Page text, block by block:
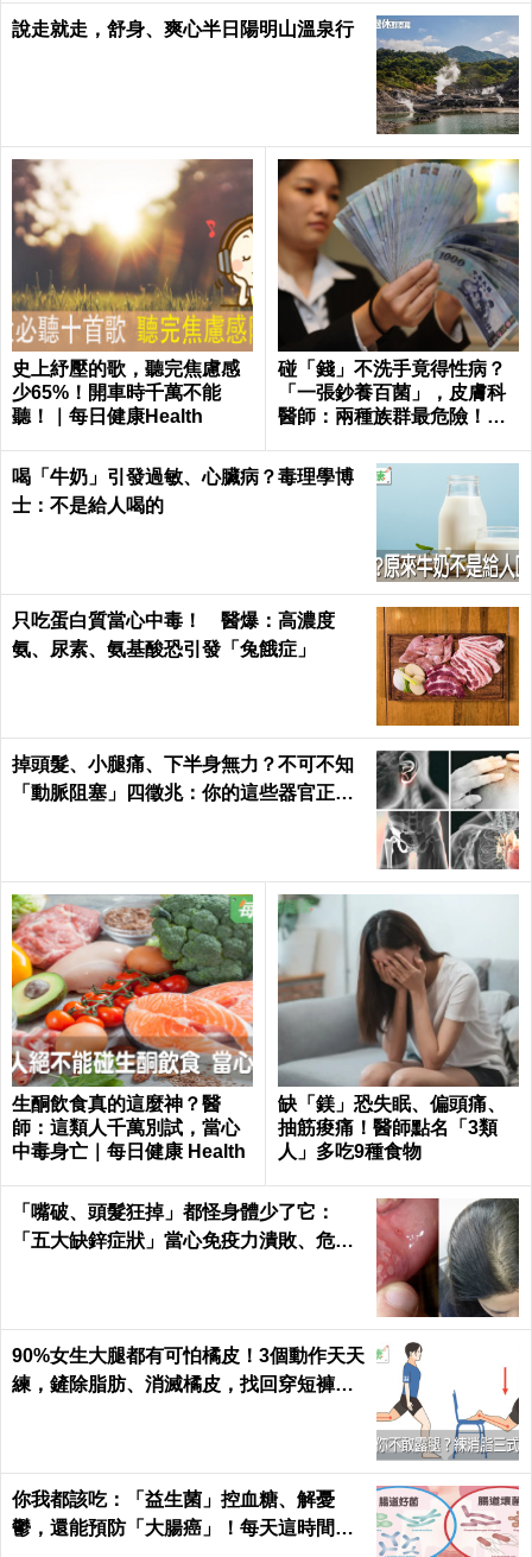
說走就走，舒身、爽心半日陽明山溫泉行
史上紓壓的歌，聽完焦慮感
少65%！開車時千萬不能
聽！｜每日健康Health
碰「錢」不洗手竟得性病？
「一張鈔養百菌」，皮膚科
醫師：兩種族群最危險！｜
喝「牛奶」引發過敏、心臟病？毒理學博
士：不是給人喝的
只吃蛋白質當心中毒！ 醫爆：高濃度
氨、尿素、氨基酸恐引發「兔餓症」
掉頭髮、小腿痛、下半身無力？不可不知
「動脈阻塞」四徵兆：你的這些器官正在
生酮飲食真的這麼神？醫
師：這類人千萬別試，當心
中毒身亡｜每日健康 Health
缺「鎂」恐失眠、偏頭痛、
抽筋痠痛！醫師點名「3類
人」多吃9種食物
「嘴破、頭髮狂掉」都怪身體少了它：
「五大缺鋅症狀」當心免疫力潰敗、危機
90%女生大腿都有可怕橘皮！3個動作天天
練，鏟除脂肪、消滅橘皮，找回穿短褲的
你我都該吃：「益生菌」控血糖、解憂
鬱，還能預防「大腸癌」！每天這時間吃